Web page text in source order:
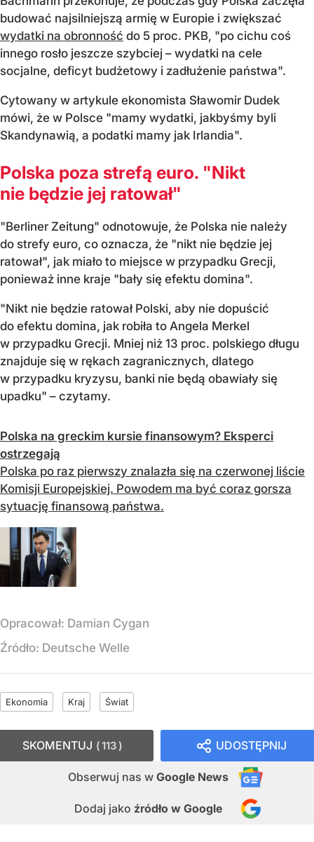
budować najsilniejszą armię w Europie i zwiększać
wydatki na obronność do 5 proc. PKB, "po cichu coś
innego rosło jeszcze szybciej – wydatki na cele
socjalne, deficyt budżetowy i zadłużenie państwa".
Cytowany w artykule ekonomista Sławomir Dudek
mówi, że w Polsce "mamy wydatki, jakbyśmy byli
Skandynawią, a podatki mamy jak Irlandia".
Polska poza strefą euro. "Nikt
nie będzie jej ratował"
"Berliner Zeitung" odnotowuje, że Polska nie należy
do strefy euro, co oznacza, że "nikt nie będzie jej
ratował", jak miało to miejsce w przypadku Grecji,
ponieważ inne kraje "bały się efektu domina".
"Nikt nie będzie ratował Polski, aby nie dopuścić
do efektu domina, jak robiła to Angela Merkel
w przypadku Grecji. Mniej niż 13 proc. polskiego długu
znajduje się w rękach zagranicznych, dlatego
w przypadku kryzysu, banki nie będą obawiały się
upadku" – czytamy.
Polska na greckim kursie finansowym? Eksperci
ostrzegają
Polska po raz pierwszy znalazła się na czerwonej liście
Komisji Europejskiej. Powodem ma być coraz gorsza
sytuację finansową państwa.
Opracował: Damian Cygan
Źródło: Deutsche Welle
Ekonomia Kraj Świat
UDOSTĘPNIJ
Obserwuj nas w Google News
Dodaj jako źródło w Google
SKOMENTUJ 113